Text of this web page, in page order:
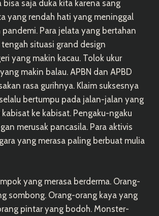
bisa saja duka kita karena sang
yang rendah hati yang meninggal
Para jelata yang bertahan
situasi grand design
yang makin kacau. Tolok ukur
makin balau. APBN dan APBD
rasa gurihnya. Klaim suksesnya
bertumpu pada jalan-jalan yang
ke kabisat. Pengaku-ngaku
merusak pancasila. Para aktivis
yang merasa paling berbuat mulia
yang merasa berderma. Orang-
sombong. Orang-orang kaya yang
pintar yang bodoh. Monster-